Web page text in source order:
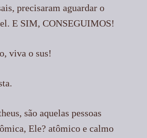
precisaram aguardar o
E SIM, CONSEGUIMOS!
viva o sus!
são aquelas pessoas
Ele? atômico e calmo